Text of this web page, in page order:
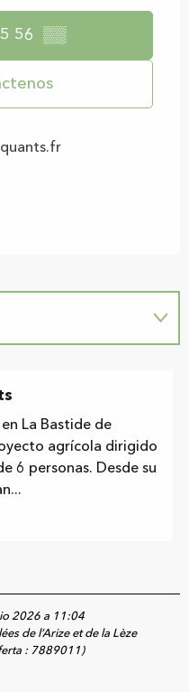
56 ▒▒
La Bastide de
agrícola dirigido
6 personas. Desde su
2026 a 11:04
de l’Arize et de la Lèze
: 7889011 )